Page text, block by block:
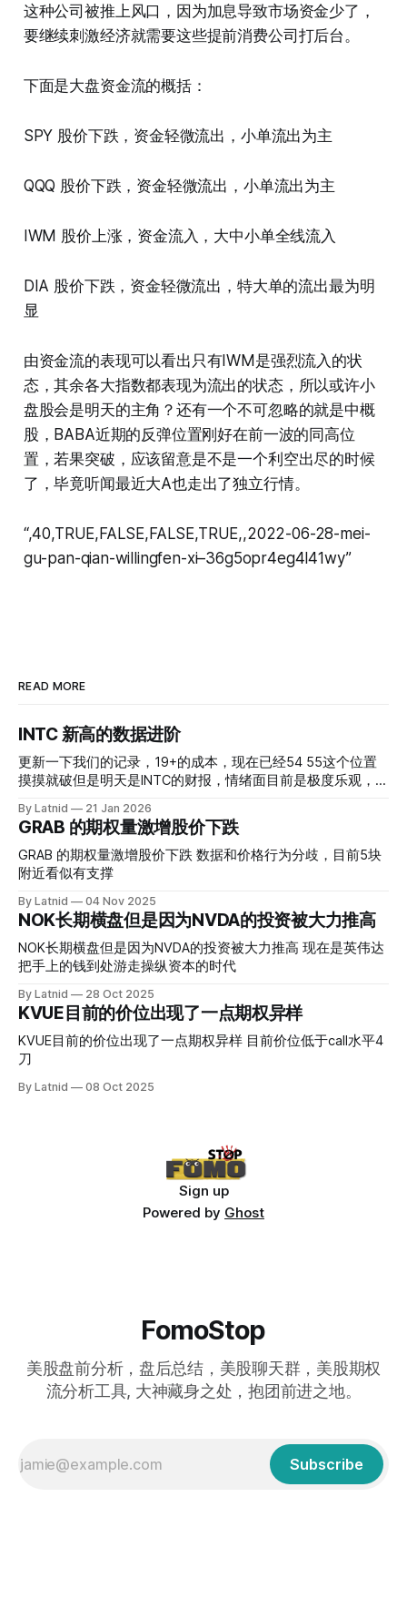
这种公司被推上风口，因为加息导致市场资金少了，
要继续刺激经济就需要这些提前消费公司打后台。
下面是大盘资金流的概括：
SPY 股价下跌，资金轻微流出，小单流出为主
QQQ 股价下跌，资金轻微流出，小单流出为主
IWM 股价上涨，资金流入，大中小单全线流入
DIA 股价下跌，资金轻微流出，特大单的流出最为明
显
由资金流的表现可以看出只有IWM是强烈流入的状
态，其余各大指数都表现为流出的状态，所以或许小
盘股会是明天的主角？还有一个不可忽略的就是中概
股，BABA近期的反弹位置刚好在前一波的同高位
置，若果突破，应该留意是不是一个利空出尽的时候
了，毕竟听闻最近大A也走出了独立行情。
“,40,TRUE,FALSE,FALSE,TRUE,,2022-06-28-mei-
gu-pan-qian-willingfen-xi–36g5opr4eg4l41wy”
READ MORE
INTC 新高的数据进阶
更新一下我们的记录，19+的成本，现在已经54 55这个位置
摸摸就破但是明天是INTC的财报，情绪面目前是极度乐观，反
是突破前的支撑CC感觉可以做，放远些, 因为18A的经验还未
真正得到普遍大众的关注，当然财报可以继续出新消息顶一下
压力位置。 数据在70驻扎 整体呈现 47 – 60 短期位置
By Latnid 21 Jan 2026
GRAB 的期权量激增股价下跌
GRAB 的期权量激增股价下跌 数据和价格行为分歧，目前5块
附近看似有支撑
By Latnid 04 Nov 2025
NOK长期横盘但是因为NVDA的投资被大力推高
NOK长期横盘但是因为NVDA的投资被大力推高 现在是英伟达
把手上的钱到处游走操纵资本的时代
By Latnid 28 Oct 2025
KVUE目前的价位出现了一点期权异样
KVUE目前的价位出现了一点期权异样 目前价位低于call水平4
刀
By Latnid 08 Oct 2025
Sign up
Powered by Ghost
FomoStop
美股盘前分析，盘后总结，美股聊天群，美股期权
流分析工具, 大神藏身之处，抱团前进之地。
Subscribe